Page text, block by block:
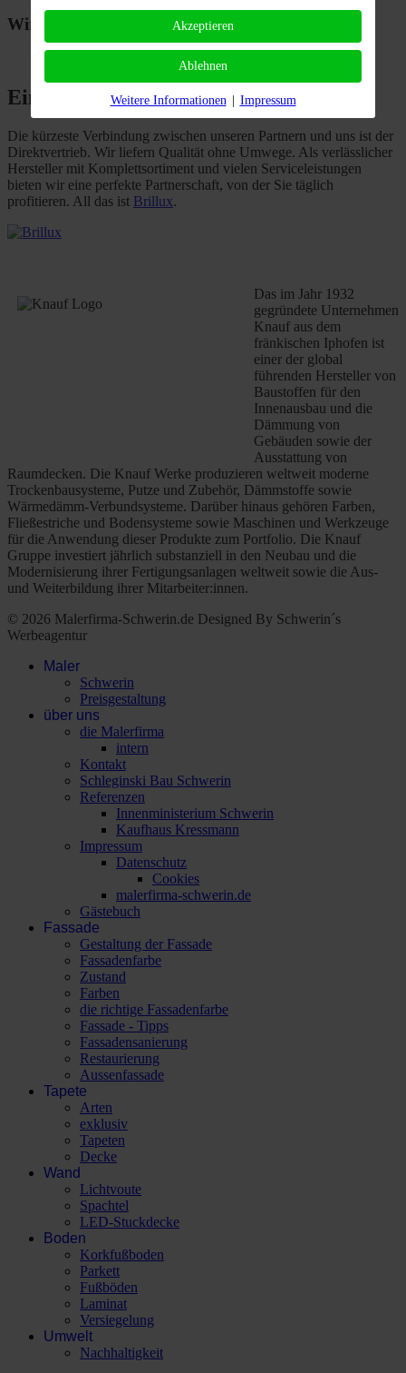
Wir benutzen Farben von:
Eine perfekte Verbindung
Die kürzeste Verbindung zwischen unseren Partnern und uns ist der
Direktvertrieb. Wir liefern Qualität ohne Umwege. Als verlässlicher
Hersteller mit Komplettsortiment und vielen Serviceleistungen
bieten wir eine perfekte Partnerschaft, von der Sie täglich
profitieren. All das ist Brillux.
Das im Jahr 1932
gegründete Unternehmen
Knauf aus dem
fränkischen Iphofen ist
einer der global
führenden Hersteller von
Baustoffen für den
Innenausbau und die
Dämmung von
Gebäuden sowie der
Ausstattung von
Raumdecken. Die Knauf Werke produzieren weltweit moderne
Trockenbausysteme, Putze und Zubehör, Dämmstoffe sowie
Wärmedämm-Verbundsysteme. Darüber hinaus gehören Farben,
Fließestriche und Bodensysteme sowie Maschinen und Werkzeuge
für die Anwendung dieser Produkte zum Portfolio. Die Knauf
Gruppe investiert jährlich substanziell in den Neubau und die
Modernisierung ihrer Fertigungsanlagen weltweit sowie die Aus-
und Weiterbildung ihrer Mitarbeiter:innen.
© 2026 Malerfirma-Schwerin.de Designed By Schwerin´s
Werbeagentur
Maler
Schwerin
Preisgestaltung
über uns
die Malerfirma
intern
Kontakt
Schleginski Bau Schwerin
Referenzen
Innenministerium Schwerin
Kaufhaus Kressmann
Impressum
Datenschutz
Cookies
malerfirma-schwerin.de
Gästebuch
Fassade
Gestaltung der Fassade
Fassadenfarbe
Zustand
Farben
die richtige Fassadenfarbe
Fassade - Tipps
Fassadensanierung
Restaurierung
Aussenfassade
Tapete
Arten
exklusiv
Tapeten
Decke
Wand
Lichtvoute
Spachtel
LED-Stuckdecke
Boden
Korkfußboden
Parkett
Fußböden
Laminat
Versiegelung
Umwelt
Nachhaltigkeit
Akzeptieren
Ablehnen
Weitere Informationen | Impressum